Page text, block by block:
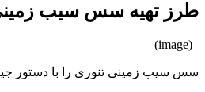
طرز تهیه سس سیب
(image)
سس سیب زمینی تنوری را با دستور